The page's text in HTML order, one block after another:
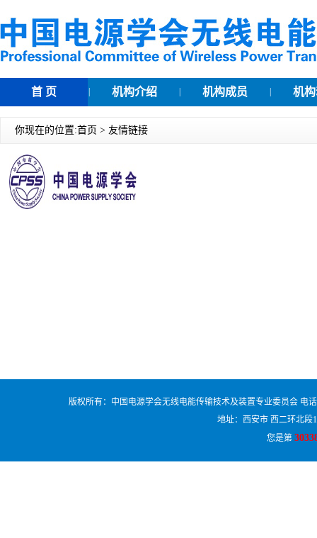
首 页 机构介绍 机构成员 机
你现在的位置:首页 > 友情链接
版权所有：中国电源学会无线电能传输技术及装置专业委员会 电话
地址：西安市 西二环北段
您是第